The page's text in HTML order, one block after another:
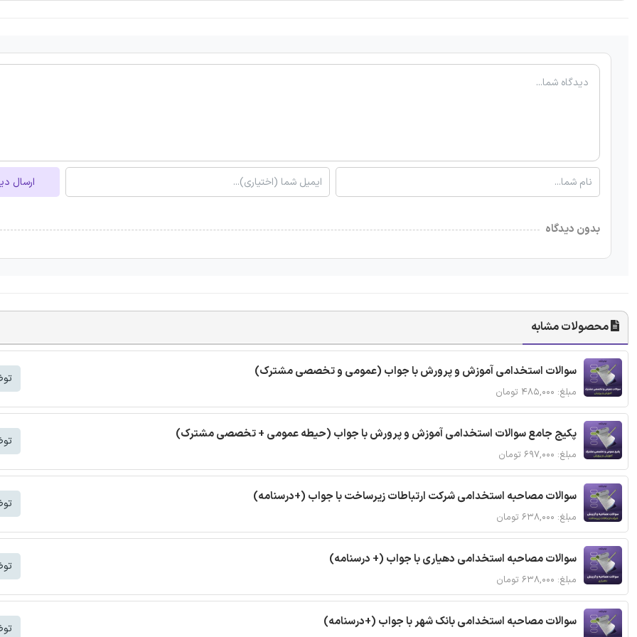
ارسال
بدون دیدگاه
محصولات مشابه
سوالات استخدامی آموزش و پرورش با جواب (عمومی و تخصصی مشترک)
مبلغ: ۴۸۵,۰۰۰ تومان
پکیج جامع سوالات استخدامی آموزش و پرورش با جواب (حیطه عمومی + تخصصی مشترک)
مبلغ: ۶۹۷,۰۰۰ تومان
سوالات مصاحبه استخدامی شرکت ارتباطات زیرساخت با جواب (+درسنامه)
مبلغ: ۶۳۸,۰۰۰ تومان
سوالات مصاحبه استخدامی دهیاری با جواب (+ درسنامه)
مبلغ: ۶۳۸,۰۰۰ تومان
سوالات مصاحبه استخدامی بانک شهر با جواب (+درسنامه)